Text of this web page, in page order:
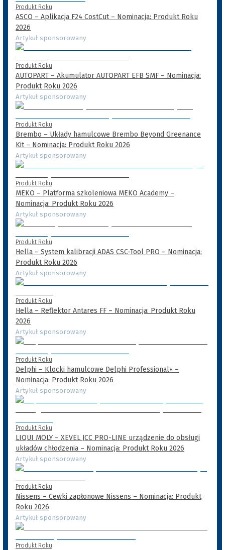
Produkt Roku
ASCO – Aplikacja F24 CostCut – Nominacja: Produkt Roku
2026
Artykuł sponsorowany
Produkt Roku
AUTOPART – Akumulator AUTOPART EFB SMF – Nominacja:
Produkt Roku 2026
Artykuł sponsorowany
Produkt Roku
Brembo – Układy hamulcowe Brembo Beyond Greenance
Kit – Nominacja: Produkt Roku 2026
Artykuł sponsorowany
Produkt Roku
MEKO – Platforma szkoleniowa MEKO Academy –
Nominacja: Produkt Roku 2026
Artykuł sponsorowany
Produkt Roku
Hella – System kalibracji ADAS CSC-Tool PRO – Nominacja:
Produkt Roku 2026
Artykuł sponsorowany
Produkt Roku
Hella – Reflektor Antares FF – Nominacja: Produkt Roku
2026
Artykuł sponsorowany
Produkt Roku
Delphi – Klocki hamulcowe Delphi Professional+ –
Nominacja: Produkt Roku 2026
Artykuł sponsorowany
Produkt Roku
LIQUI MOLY – XEVEL JCC PRO-LINE urządzenie do obsługi
układów chłodzenia – Nominacja: Produkt Roku 2026
Artykuł sponsorowany
Produkt Roku
Nissens – Cewki zapłonowe Nissens – Nominacja: Produkt
Roku 2026
Artykuł sponsorowany
Produkt Roku